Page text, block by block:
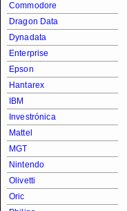
Commodore
Dragon Data
Dynadata
Enterprise
Epson
Hantarex
IBM
Investrónica
Mattel
MGT
Nintendo
Olivetti
Oric